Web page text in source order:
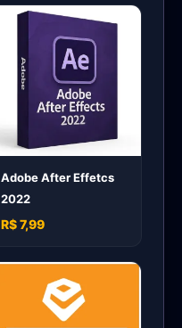
Adobe After Effetcs
2022
R$ 7,99